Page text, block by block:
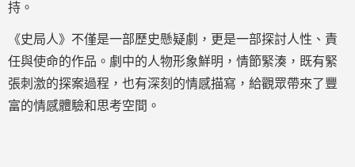
持。
《史局人》不僅是一部歷史懸疑劇，更是一部探討人性、責
任與使命的作品。劇中的人物形象鮮明，情節緊湊，既有緊
張刺激的探案過程，也有深刻的情感描寫，給觀眾帶來了豐
富的情感體驗和思考空間。